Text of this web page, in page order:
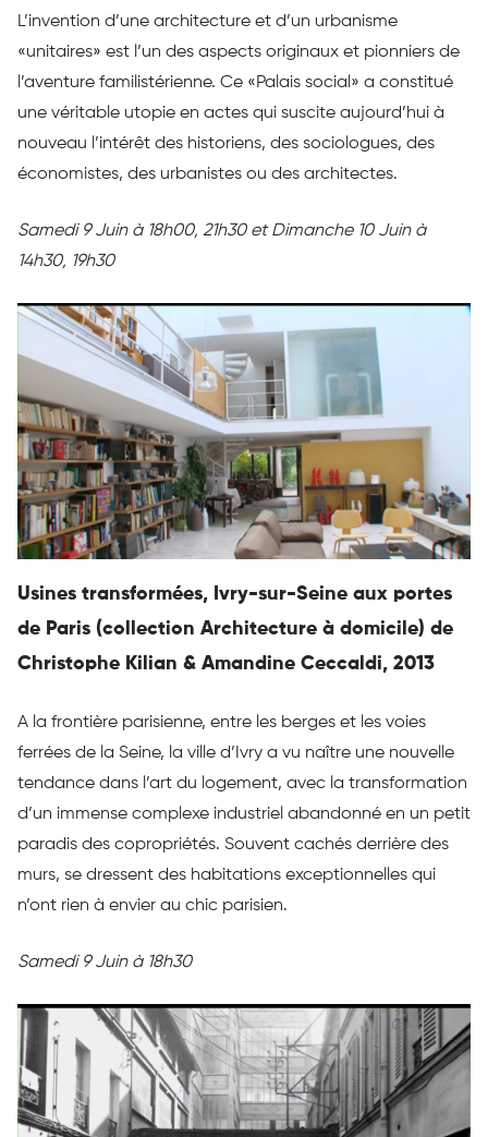
L’invention d’une architecture et d’un urbanisme
«unitaires» est l’un des aspects originaux et pionniers de
l’aventure familistérienne. Ce «Palais social» a constitué
une véritable utopie en actes qui suscite aujourd’hui à
nouveau l’intérêt des historiens, des sociologues, des
économistes, des urbanistes ou des architectes.
Samedi 9 Juin à 18h00, 21h30 et Dimanche 10 Juin à
14h30, 19h30
Usines transformées, Ivry-sur-Seine aux portes
de Paris (collection Architecture à domicile) de
Christophe Kilian & Amandine Ceccaldi, 2013
A la frontière parisienne, entre les berges et les voies
ferrées de la Seine, la ville d’Ivry a vu naître une nouvelle
tendance dans l’art du logement, avec la transformation
d’un immense complexe industriel abandonné en un petit
paradis des copropriétés. Souvent cachés derrière des
murs, se dressent des habitations exceptionnelles qui
n’ont rien à envier au chic parisien.
Samedi 9 Juin à 18h30